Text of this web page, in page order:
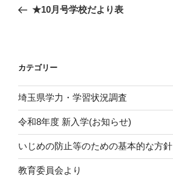
ナ
ー
シ
ョ
ン
の
★10月号学校だより表
カテゴリー
埼玉県学力・学習状況調査
令和8年度 新入学(お知らせ)
いじめの防止等のための基本的な方針
教育委員会より